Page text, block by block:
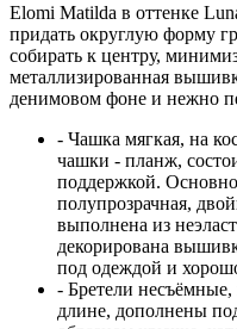
Elomi Matilda в оттенке
придать округлую форму
собирать к центру,
металлизированная
денимовом фоне и нежно
- Чашка мягкая, на
чашки - планж,
поддержкой.
полупрозрачная,
выполнена из
декорирована
под одеждой и
- Бретели несъёмные,
длине, дополнены